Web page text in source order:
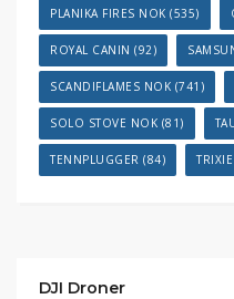
PLANIKA FIRES NOK (535)
ROYAL CANIN (92)
SCANDIFLAMES NOK (741)
SOLO STOVE NOK (81)
TENNPLUGGER (84) TRIXIE
DJI Droner